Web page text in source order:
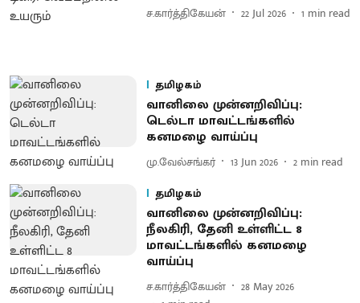
ச.கார்த்திகேயன் 22 Jul 2026 1 min read
தமிழகம்
வானிலை முன்னறிவிப்பு:
டெல்டா மாவட்டங்களில்
கனமழை வாய்ப்பு
மு.வேல்சங்கர் 13 Jun 2026 2 min read
தமிழகம்
வானிலை முன்னறிவிப்பு:
நீலகிரி, தேனி உள்ளிட்ட 8
மாவட்டங்களில் கனமழை
வாய்ப்பு
ச.கார்த்திகேயன்
28 May 2026